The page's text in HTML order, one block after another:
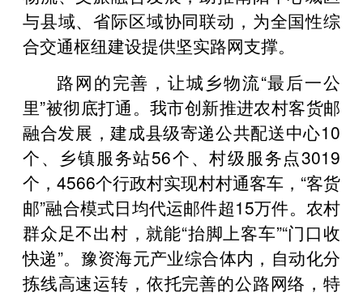
与县域、省际区域协同联动，为全国性综
合交通枢纽建设提供坚实路网支撑。
路网的完善，让城乡物流“最后一公
里”被彻底打通。我市创新推进农村客货邮
融合发展，建成县级寄递公共配送中心10
个、乡镇服务站56个、村级服务点3019
个，4566个行政村实现村村通客车，“客货
邮”融合模式日均代运邮件超15万件。农村
群众足不出村，就能“抬脚上客车”“门口收
快递”。豫资海元产业综合体内，自动化分
拣线高速运转，依托完善的公路网络，特